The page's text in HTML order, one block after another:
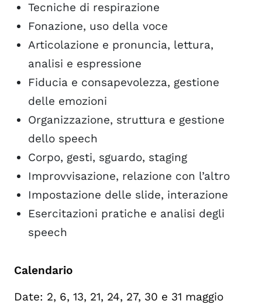
Tecniche di respirazione
Fonazione, uso della voce
Articolazione e pronuncia, lettura,
analisi e espressione
Fiducia e consapevolezza, gestione
delle emozioni
Organizzazione, struttura e gestione
dello speech
Corpo, gesti, sguardo, staging
Improvvisazione, relazione con l’altro
Impostazione delle slide, interazione
Esercitazioni pratiche e analisi degli
speech
Calendario
Date: 2, 6, 13, 21, 24, 27, 30 e 31 maggio